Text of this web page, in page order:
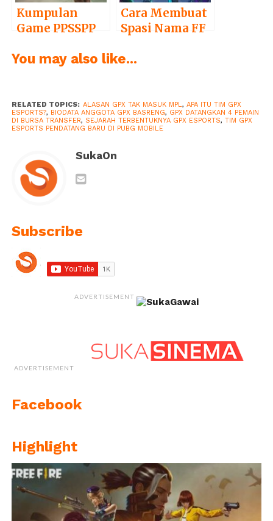
Kumpulan
Game PPSSPP
Seru
Cara Membuat
Spasi Nama FF
You may also like...
RELATED TOPICS: ALASAN GPX TAK MASUK MPL, APA ITU TIM GPX
ESPORTS?, BIODATA ANGGOTA GPX BASRENG, GPX DATANGKAN 4 PEMAIN
DI BURSA TRANSFER, SEJARAH TERBENTUKNYA GPX ESPORTS, TIM GPX
ESPORTS PENDATANG BARU DI PUBG MOBILE
SukaOn
Subscribe
ADVERTISEMENT
ADVERTISEMENT
Facebook
Highlight